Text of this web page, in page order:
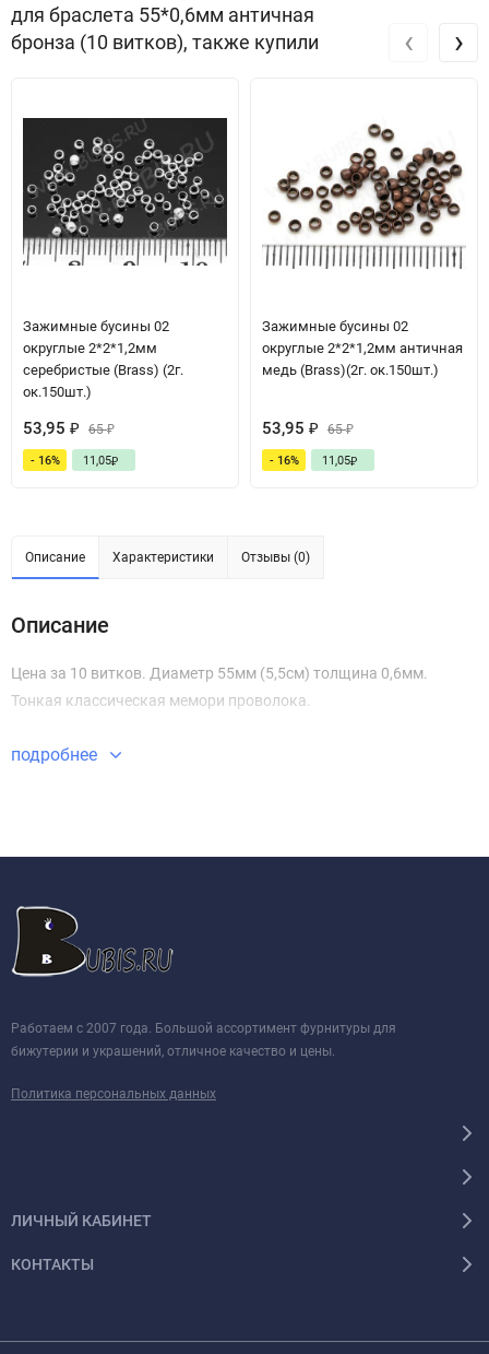
для браслета 55*0,6мм античная
бронза (10 витков), также купили
Зажимные бусины 02
округлые 2*2*1,2мм
серебристые (Brass) (2г.
ок.150шт.)
53,95 ₽ 65₽
- 16% 11,05₽
Зажимные бусины 02
округлые 2*2*1,2мм античная
медь (Brass)(2г. ок.150шт.)
53,95 ₽ 65₽
- 16% 11,05₽
‹ ›
Описание Характеристики Отзывы (0)
Описание
Цена за 10 витков. Диаметр 55мм (5,5см) толщина 0,6мм.
Тонкая классическая мемори проволока.
подробнее
Работаем с 2007 года. Большой ассортимент фурнитуры для
бижутерии и украшений, отличное качество и цены.
Политика персональных данных
ЛИЧНЫЙ КАБИНЕТ
КОНТАКТЫ